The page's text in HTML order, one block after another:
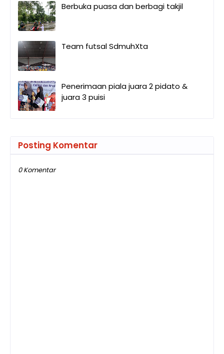
Berbuka puasa dan berbagi takjil
Team futsal SdmuhXta
Penerimaan piala juara 2 pidato &
juara 3 puisi
Posting Komentar
0 Komentar